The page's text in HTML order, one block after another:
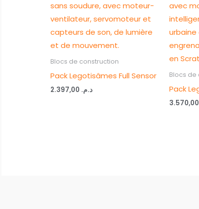
Blocs de construction
Pack Legotisâmes Full Sensor
د.م.
Blocs de
Pack